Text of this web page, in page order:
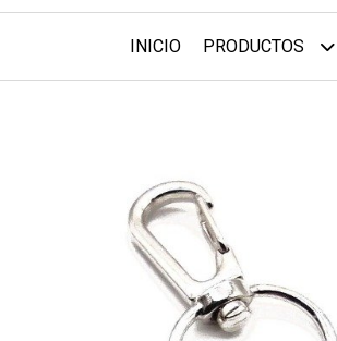
INICIO PRODUCTOS